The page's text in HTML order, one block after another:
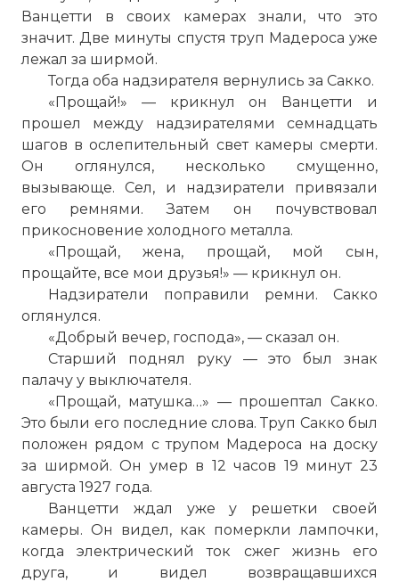
Ванцетти в своих камерах знали, что это
значит. Две минуты спустя труп Мадероса уже
лежал за ширмой.
Тогда оба надзирателя вернулись за Сакко.
«Прощай!» — крикнул он Ванцетти и
прошел между надзирателями семнадцать
шагов в ослепительный свет камеры смерти.
Он оглянулся, несколько смущенно,
вызывающе. Сел, и надзиратели привязали
его ремнями. Затем он почувствовал
прикосновение холодного металла.
«Прощай, жена, прощай, мой сын,
прощайте, все мои друзья!» — крикнул он.
Надзиратели поправили ремни. Сакко
оглянулся.
«Добрый вечер, господа», — сказал он.
Старший поднял руку — это был знак
палачу у выключателя.
«Прощай, матушка…» — прошептал Сакко.
Это были его последние слова. Труп Сакко был
положен рядом с трупом Мадероса на доску
за ширмой. Он умер в 12 часов 19 минут 23
августа 1927 года.
Ванцетти ждал уже у решетки своей
камеры. Он видел, как померкли лампочки,
когда электрический ток сжег жизнь его
друга, и видел возвращавшихся